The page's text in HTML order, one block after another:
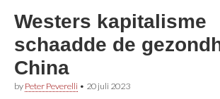
Westers kapitalisme
schaadde de
China
by Peter Peverelli • 20 juli 2023